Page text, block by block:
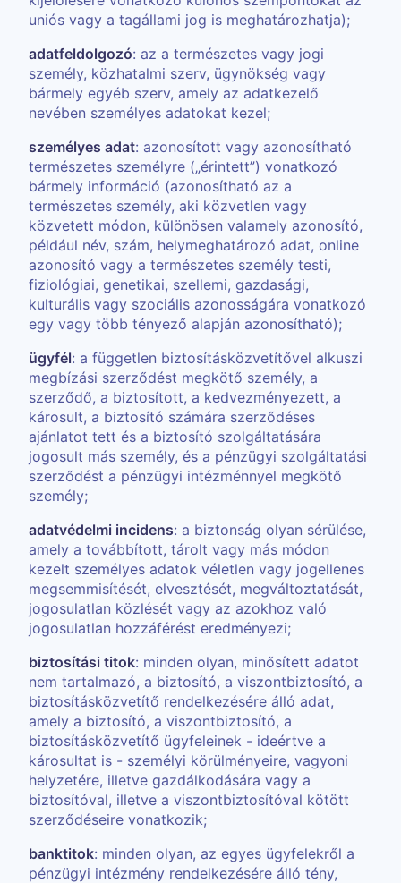
uniós vagy a tagállami jog is meghatározhatja);
adatfeldolgozó: az a természetes vagy jogi
személy, közhatalmi szerv, ügynökség vagy
bármely egyéb szerv, amely az adatkezelő
nevében személyes adatokat kezel;
személyes adat: azonosított vagy azonosítható
természetes személyre („érintett”) vonatkozó
bármely információ (azonosítható az a
természetes személy, aki közvetlen vagy
közvetett módon, különösen valamely azonosító,
például név, szám, helymeghatározó adat, online
azonosító vagy a természetes személy testi,
fiziológiai, genetikai, szellemi, gazdasági,
kulturális vagy szociális azonosságára vonatkozó
egy vagy több tényező alapján azonosítható);
ügyfél: a független biztosításközvetítővel alkuszi
megbízási szerződést megkötő személy, a
szerződő, a biztosított, a kedvezményezett, a
károsult, a biztosító számára szerződéses
ajánlatot tett és a biztosító szolgáltatására
jogosult más személy, és a pénzügyi szolgáltatási
szerződést a pénzügyi intézménnyel megkötő
személy;
adatvédelmi incidens: a biztonság olyan sérülése,
amely a továbbított, tárolt vagy más módon
kezelt személyes adatok véletlen vagy jogellenes
megsemmisítését, elvesztését, megváltoztatását,
jogosulatlan közlését vagy az azokhoz való
jogosulatlan hozzáférést eredményezi;
biztosítási titok: minden olyan, minősített adatot
nem tartalmazó, a biztosító, a viszontbiztosító, a
biztosításközvetítő rendelkezésére álló adat,
amely a biztosító, a viszontbiztosító, a
biztosításközvetítő ügyfeleinek - ideértve a
károsultat is - személyi körülményeire, vagyoni
helyzetére, illetve gazdálkodására vagy a
biztosítóval, illetve a viszontbiztosítóval kötött
szerződéseire vonatkozik;
banktitok: minden olyan, az egyes ügyfelekről a
pénzügyi intézmény rendelkezésére álló tény,